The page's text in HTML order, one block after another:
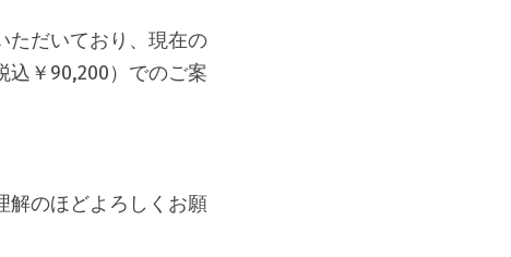
ただいており、現在の
込￥90,200）でのご案
解のほどよろしくお願